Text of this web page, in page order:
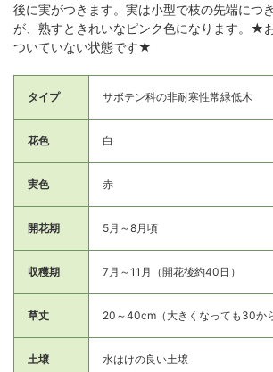
後に実がつきます。実は小型で枝の先端につ
が、熟すときれいなピンク色になります。★
ついていない状態です★
タイプ サボテン科の非耐寒性常緑低木
花色 白
実色 赤
開花期 5月～8月頃
収穫期 7月～11月（開花後約40日）
草丈 20～40cm（大きくなっても30か
土壌 水はけの良い土壌